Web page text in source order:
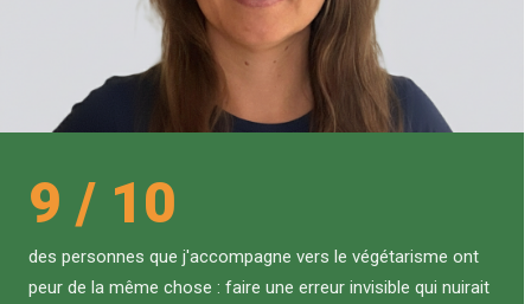
9 / 10
des personnes que j'accompagne vers le végétarisme ont
peur de la même chose : faire une erreur invisible qui nuirait